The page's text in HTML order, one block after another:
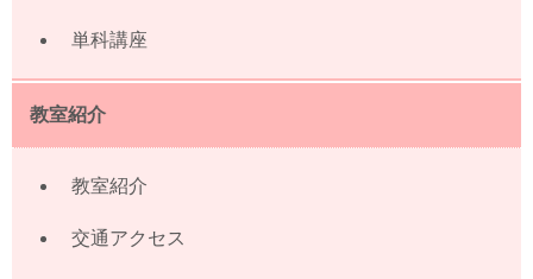
単科講座
教室紹介
教室紹介
交通アクセス